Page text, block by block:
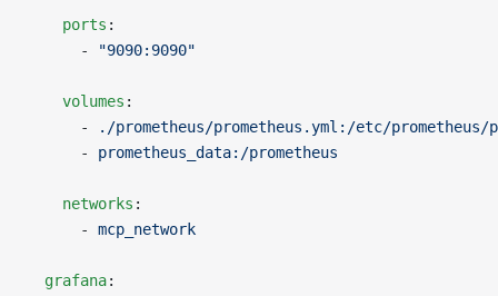
    ports
:
      -
"9090:9090"
    volumes
:
      -
./prometheus/prometheus.yml:/etc/prometheus/
      -
prometheus_data:/prometheus
    networks
:
      -
mcp_network
  grafana
: